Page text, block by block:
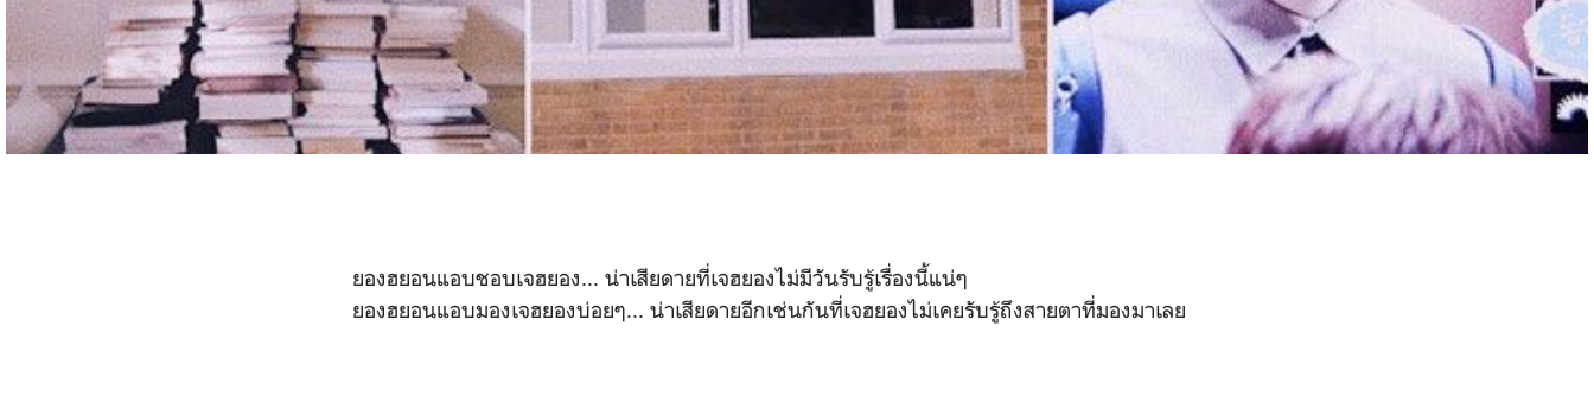
ยองฮยอนแอบชอบเจฮยอง... น่าเสียดายที่เจฮยองไม่มีวันรับรู้เรื่องนี้แน่ๆ
ยองฮยอนแอบมองเจฮยองบ่อยๆ... น่าเสียดายอีกเช่นกันที่เจฮยองไม่เคยรับรู้ถึงสายตาที่มองมาเลย